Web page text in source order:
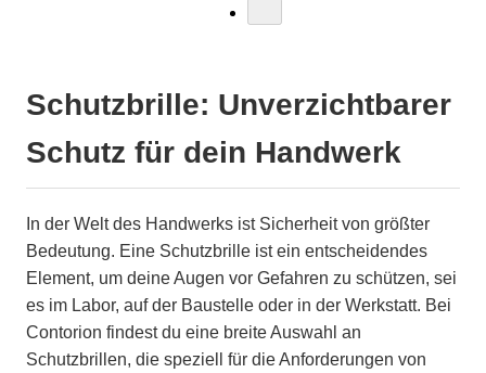
Schutzbrille: Unverzichtbarer
Schutz für dein Handwerk
In der Welt des Handwerks ist Sicherheit von größter
Bedeutung. Eine Schutzbrille ist ein entscheidendes
Element, um deine Augen vor Gefahren zu schützen, sei
es im Labor, auf der Baustelle oder in der Werkstatt. Bei
Contorion findest du eine breite Auswahl an
Schutzbrillen, die speziell für die Anforderungen von